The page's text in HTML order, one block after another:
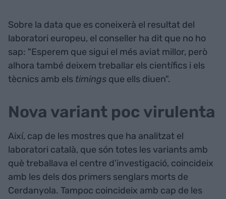
Sobre la data que es coneixerà el resultat del
laboratori europeu, el conseller ha dit que no ho
sap: "Esperem que sigui el més aviat millor, però
alhora també deixem treballar els científics i els
tècnics amb els timings que ells diuen".
Nova variant poc virulenta
Així, cap de les mostres que ha analitzat el
laboratori català, que són totes les variants amb
què treballava el centre d’investigació, coincideix
amb les dels dos primers senglars morts de
Cerdanyola. Tampoc coincideix amb cap de les